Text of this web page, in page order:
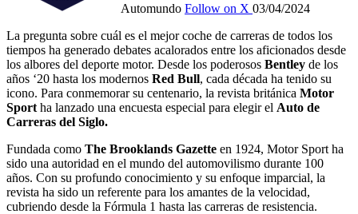
Automundo Follow on X 03/04/2024
La pregunta sobre cuál es el mejor coche de carreras de todos los
tiempos ha generado debates acalorados entre los aficionados desde
los albores del deporte motor. Desde los poderosos Bentley de los
años ‘20 hasta los modernos Red Bull, cada década ha tenido su
icono. Para conmemorar su centenario, la revista británica Motor
Sport ha lanzado una encuesta especial para elegir el Auto de
Carreras del Siglo.
Fundada como The Brooklands Gazette en 1924, Motor Sport ha
sido una autoridad en el mundo del automovilismo durante 100
años. Con su profundo conocimiento y su enfoque imparcial, la
revista ha sido un referente para los amantes de la velocidad,
cubriendo desde la Fórmula 1 hasta las carreras de resistencia.